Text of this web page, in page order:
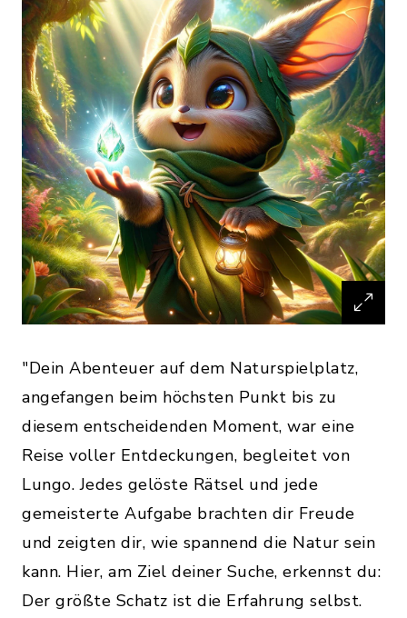
"Dein Abenteuer auf dem Naturspielplatz,
angefangen beim höchsten Punkt bis zu
diesem entscheidenden Moment, war eine
Reise voller Entdeckungen, begleitet von
Lungo. Jedes gelöste Rätsel und jede
gemeisterte Aufgabe brachten dir Freude
und zeigten dir, wie spannend die Natur sein
kann. Hier, am Ziel deiner Suche, erkennst du:
Der größte Schatz ist die Erfahrung selbst.